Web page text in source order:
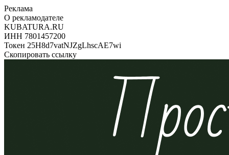
Реклама
О рекламодателе
KUBATURA.RU
ИНН 7801457200
Токен 25H8d7vatNJZgLhscAE7wi
Скопировать ссылку